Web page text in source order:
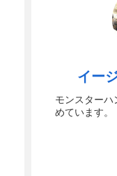
イー
モンスターハ
めています。